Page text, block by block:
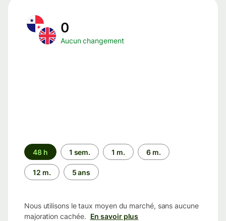
0
Aucun changement
Période
48 h 1 sem. 1 m. 6 m.
12 m. 5 ans
Nous utilisons le taux moyen du marché, sans aucune
majoration cachée. En savoir plus